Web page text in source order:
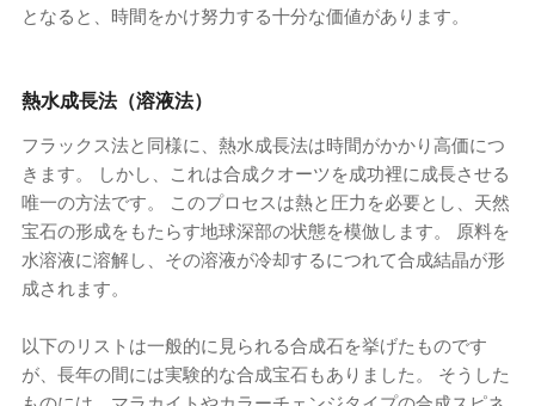
となると、時間をかけ努力する十分な価値があります。
熱水成長法（溶液法）
フラックス法と同様に、熱水成長法は時間がかかり高価につ
きます。 しかし、これは合成クオーツを成功裡に成長させる
唯一の方法です。 このプロセスは熱と圧力を必要とし、天然
宝石の形成をもたらす地球深部の状態を模倣します。 原料を
水溶液に溶解し、その溶液が冷却するにつれて合成結晶が形
成されます。
以下のリストは一般的に見られる合成石を挙げたものです
が、長年の間には実験的な合成宝石もありました。 そうした